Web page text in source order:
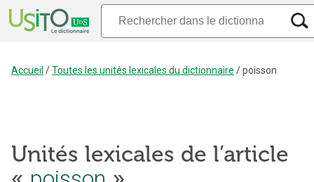
Accueil /Toutes les unités lexicales du dictionnaire /poisson
Unités lexicales de l’article